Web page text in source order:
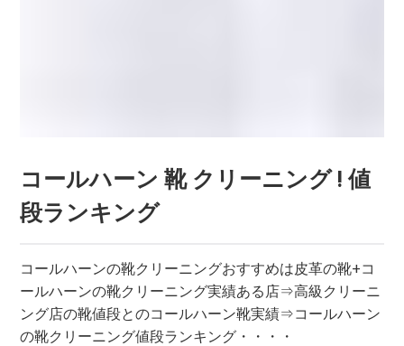
コールハーン 靴 クリーニング ! 値
段ランキング
コールハーンの靴クリーニングおすすめは皮革の靴+コ
ールハーンの靴クリーニング実績ある店⇒高級クリーニ
ング店の靴値段とのコールハーン靴実績⇒コールハーン
の靴クリーニング値段ランキング・・・・